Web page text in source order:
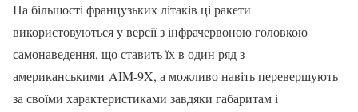
На більшості французьких літаків ці ракети
використовуються у версії з інфрачервоною головкою
самонаведення, що ставить їх в один ряд з
американськими AIM-9X, а можливо навіть перевершують
за своїми характеристиками завдяки габаритам і